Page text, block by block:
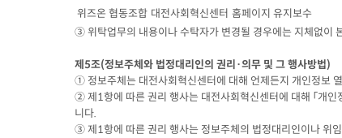
위즈온 협동조합 대전사회혁신센터 홈페이지 유지보수
③ 위탁업무의 내용이나 수탁자가 변경될 경우에는 지체없이
제5조(정보주체와 법정대리인의 권리·의무 및 그 행사방법)
① 정보주체는 대전사회혁신센터에 대해 언제든지 개인정
② 제1항에 따른 권리 행사는 대전사회혁신센터에 대해 「개
니다.
③ 제1항에 따른 권리 행사는 정보주체의 법정대리인이나 위